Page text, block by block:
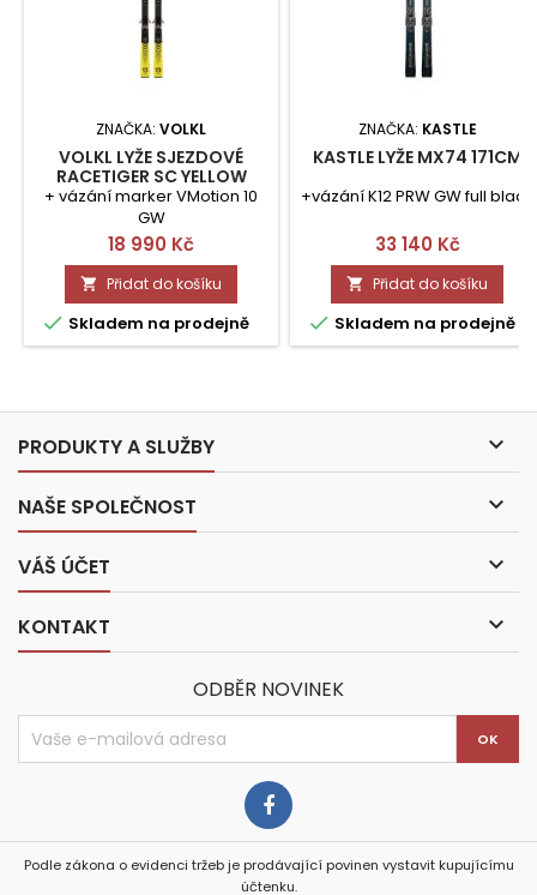
ZNAČKA: VOLKL
VOLKL LYŽE SJEZDOVÉ
RACETIGER SC YELLOW
150CM SET
+ vázání marker VMotion 10
GW
Cena
18 990 Kč
 Přidat do košíku
 Skladem na prodejně
ZNAČKA: KASTLE
KASTLE LYŽE MX74 171CM
+vázání K12 PRW GW full black
Cena
33 140 Kč
 Přidat do košíku
 Skladem na prodejně
PRODUKTY A SLUŽBY 
NAŠE SPOLEČNOST 
VÁŠ ÚČET 
KONTAKT 
ODBĚR NOVINEK
Podle zákona o evidenci tržeb je prodávající povinen vystavit kupujícímu
účtenku.